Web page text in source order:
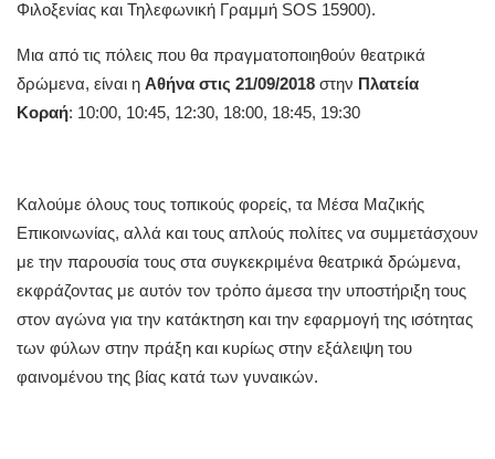
Φιλοξενίας και Τηλεφωνική Γραμμή SOS 15900).
Μια από τις πόλεις που θα πραγματοποιηθούν θεατρικά
δρώμενα, είναι η Αθήνα στις 21/09/2018 στην Πλατεία
Κοραή: 10:00, 10:45, 12:30, 18:00, 18:45, 19:30
Καλούμε όλους τους τοπικούς φορείς, τα Μέσα Μαζικής
Επικοινωνίας, αλλά και τους απλούς πολίτες να συμμετάσχουν
με την παρουσία τους στα συγκεκριμένα θεατρικά δρώμενα,
εκφράζοντας με αυτόν τον τρόπο άμεσα την υποστήριξη τους
στον αγώνα για την κατάκτηση και την εφαρμογή της ισότητας
των φύλων στην πράξη και κυρίως στην εξάλειψη του
φαινομένου της βίας κατά των γυναικών.